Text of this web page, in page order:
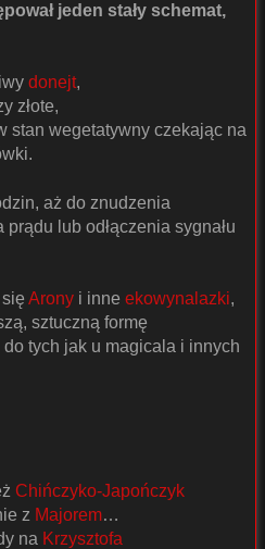
jeden stały schemat,
donejt,
złote,
stan wegetatywny czekając na
aż do znudzenia
lub odłączenia sygnału
Arony i inne ekowynalazki,
sztuczną formę
tych jak u magicala i innych
Chińczyko-Japończyk
z Majorem…
na Krzysztofa